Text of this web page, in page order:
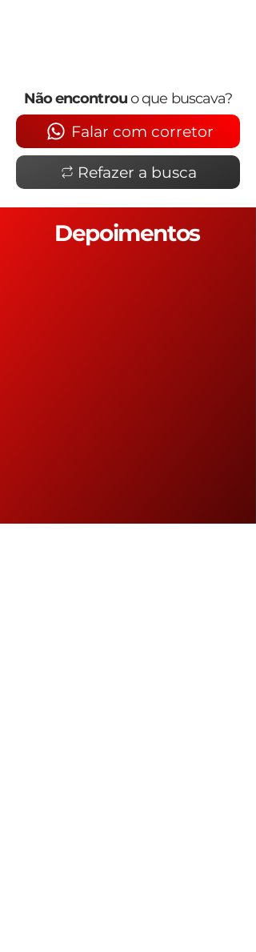
Não encontrouo que buscava?
Falar com corretor
Refazer a busca
Depoimentos